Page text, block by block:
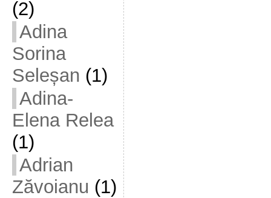
(2)
Adina
Sorina
Seleșan (1)
Adina-
Elena Relea
(1)
Adrian
Zăvoianu (1)